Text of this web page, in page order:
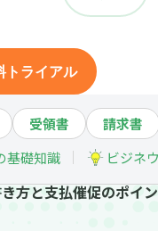
トライアル
受領書
請求書
基礎知識 ビジネ
方と支払催促のポイ